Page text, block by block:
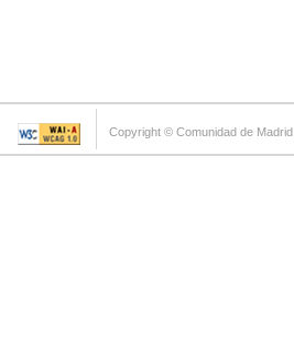
Copyright © Comunidad de Madrid.